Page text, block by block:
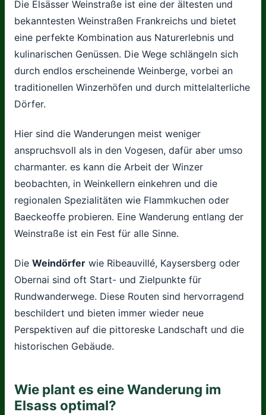
Die Elsässer Weinstraße ist eine der ältesten und
bekanntesten Weinstraßen Frankreichs und bietet
eine perfekte Kombination aus Naturerlebnis und
kulinarischen Genüssen. Die Wege schlängeln sich
durch endlos erscheinende Weinberge, vorbei an
traditionellen Winzerhöfen und durch mittelalterliche
Dörfer.
Hier sind die Wanderungen meist weniger
anspruchsvoll als in den Vogesen, dafür aber umso
charmanter. es kann die Arbeit der Winzer
beobachten, in Weinkellern einkehren und die
regionalen Spezialitäten wie Flammkuchen oder
Baeckeoffe probieren. Eine Wanderung entlang der
Weinstraße ist ein Fest für alle Sinne.
Die Weindörfer wie Ribeauvillé, Kaysersberg oder
Obernai sind oft Start- und Zielpunkte für
Rundwanderwege. Diese Routen sind hervorragend
beschildert und bieten immer wieder neue
Perspektiven auf die pittoreske Landschaft und die
historischen Gebäude.
Wie plant es eine Wanderung im
Elsass optimal?